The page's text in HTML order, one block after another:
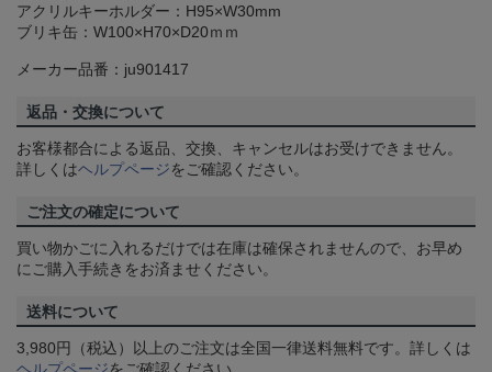
アクリルキーホルダー：H95×W30mm
ブリキ缶：W100×H70×D20ｍｍ
メーカー品番：ju901417
返品・交換について
お客様都合による返品、交換、キャンセルはお受けできません。
詳しくはヘルプページをご確認ください。
ご注文の確定について
買い物かごに入れるだけでは在庫は確保されませんので、お早め
にご購入手続きをお済ませください。
送料について
3,980円（税込）以上のご注文は全国一律送料無料です。詳しくは